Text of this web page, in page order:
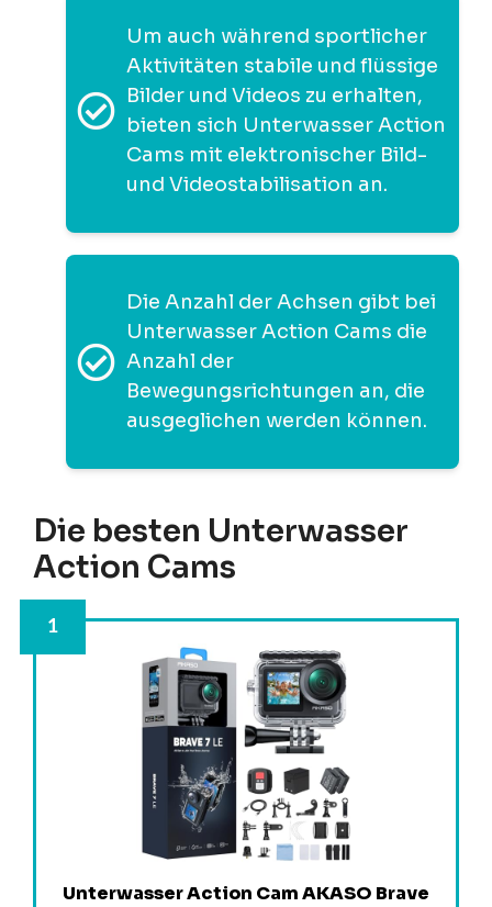
Um auch während sportlicher
Aktivitäten stabile und flüssige
Bilder und Videos zu erhalten,
bieten sich Unterwasser Action
Cams mit elektronischer Bild-
und Videostabilisation an.
Die Anzahl der Achsen gibt bei
Unterwasser Action Cams die
Anzahl der
Bewegungsrichtungen an, die
ausgeglichen werden können.
Die besten Unterwasser
Action Cams
Unterwasser Action Cam AKASO Brave